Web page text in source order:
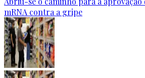
mRNA contra a gripe